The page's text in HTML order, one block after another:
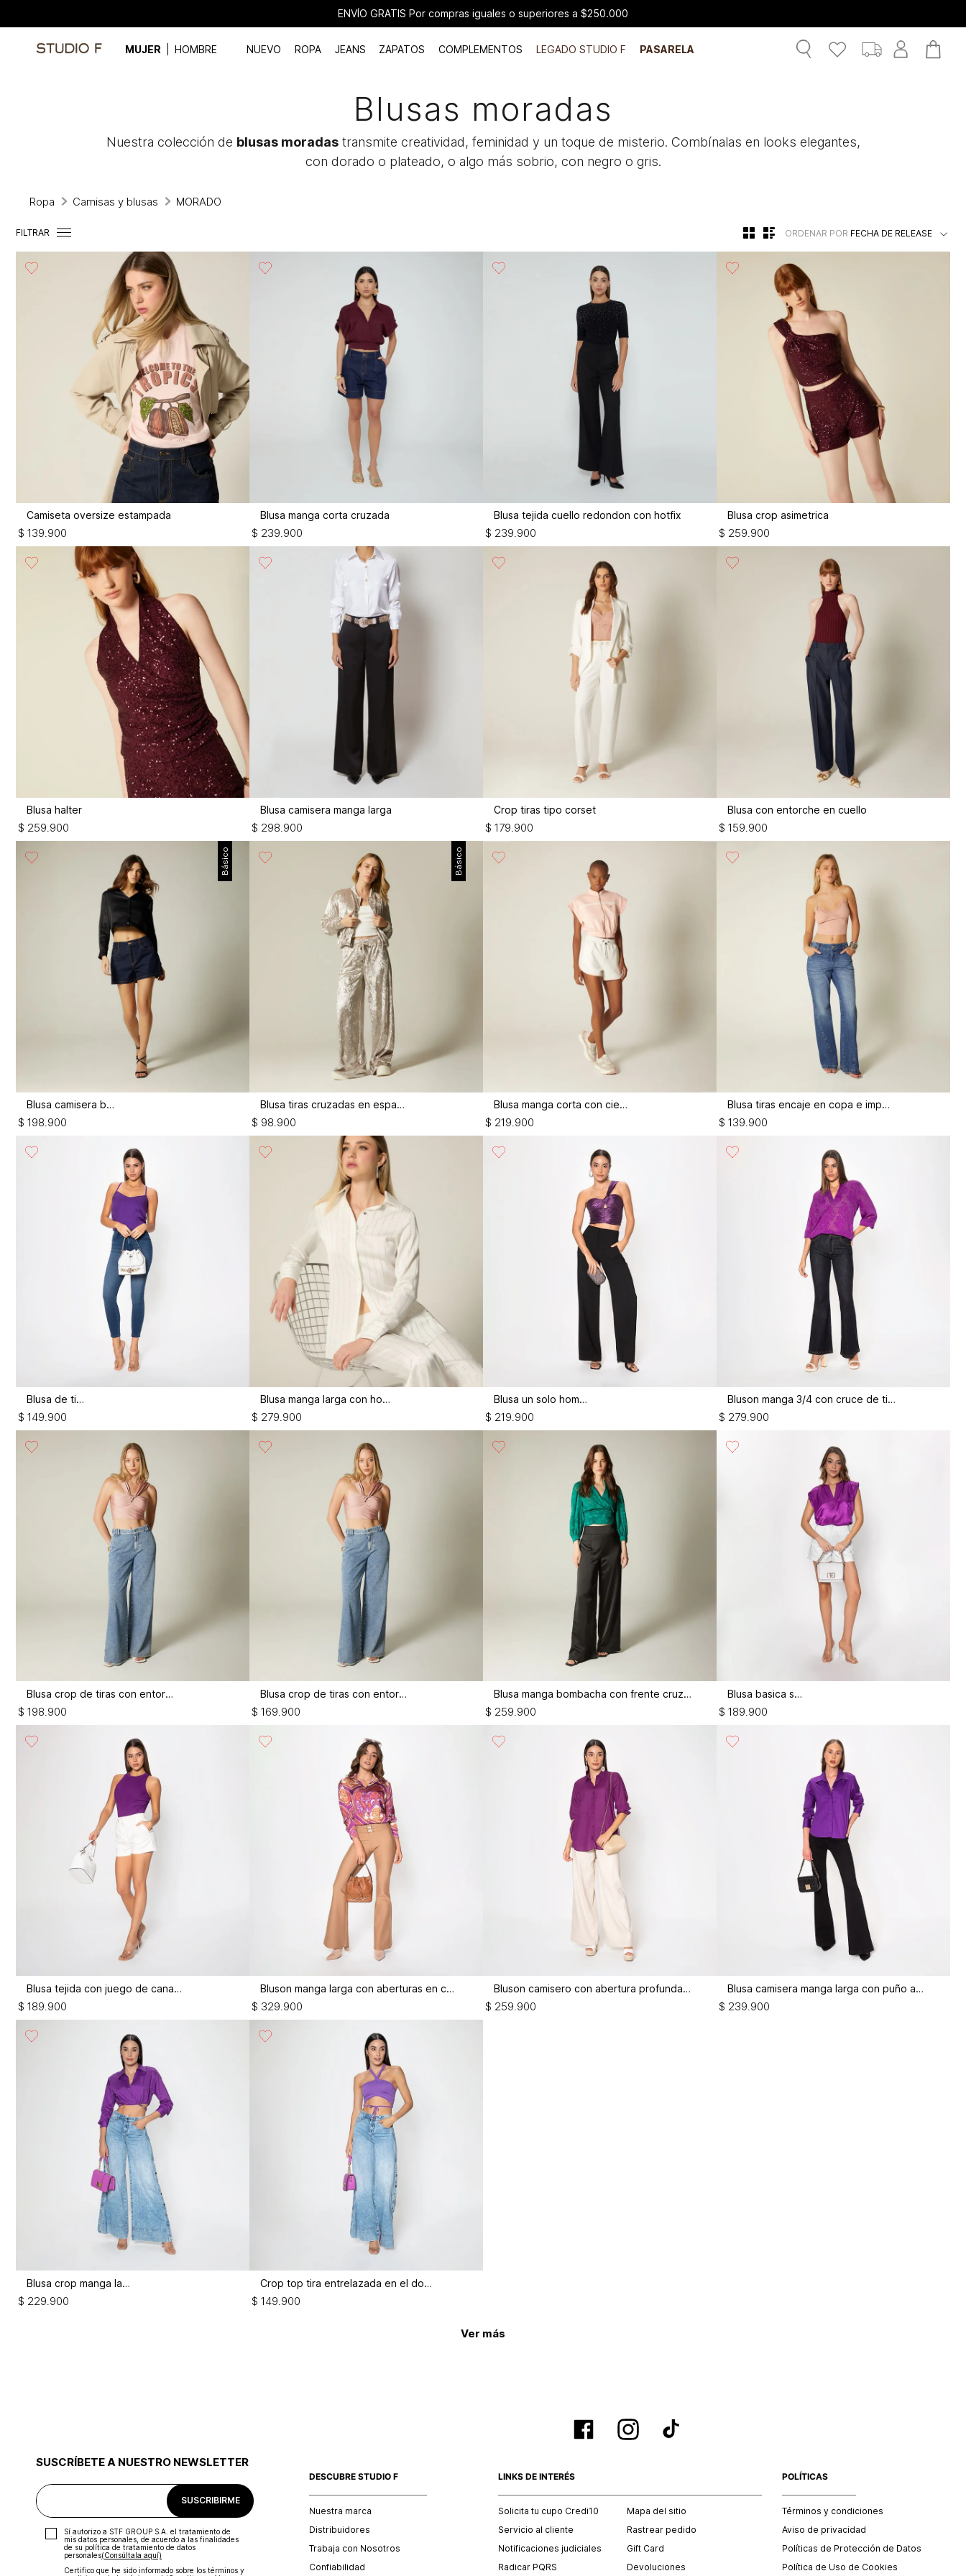
ENVÍO GRATIS Por compras iguales o superiores a $250.000
MUJER HOMBRE NUEVO ROPA JEANS ZAPATOS COMPLEMENTOS LEGADO STUDIO F PASARELA
Blusas moradas
Nuestra colección de blusas moradastransmite creatividad, feminidad y un toque de misterio. Combínalas en looks elegantes,
con dorado o plateado, o algo más sobrio, con negro o gris.
Ropa Camisas y blusas MORADO
FILTRAR ORDENAR POR FECHA DE RELEASE
Camiseta oversize estampada
$ 139.900
Blusa manga corta cruzada
$ 239.900
Blusa tejida cuello redondon con hotfix
$ 239.900
Blusa crop asimetrica
$ 259.900
Blusa halter
$ 259.900
Blusa camisera manga larga
$ 298.900
Crop tiras tipo corset
$ 179.900
Blusa con entorche en cuello
$ 159.900
Básico
Blusa camisera boxy
$ 198.900
Básico
Blusa tiras cruzadas en espalda
$ 98.900
Blusa manga corta con cierre
$ 219.900
Blusa tiras encaje en copa e imperio
$ 139.900
Blusa de tiras
$ 149.900
Blusa manga larga con hotfix
$ 279.900
Blusa un solo hombro
$ 219.900
Bluson manga 3/4 con cruce de tiras
$ 279.900
Blusa crop de tiras con entorche
$ 198.900
Blusa crop de tiras con entorche
$ 169.900
Blusa manga bombacha con frente cruzado
$ 259.900
Blusa basica sisa
$ 189.900
Blusa tejida con juego de canales
$ 189.900
Bluson manga larga con aberturas en cost
$ 329.900
Bluson camisero con abertura profundas e
$ 259.900
Blusa camisera manga larga con puño anch
$ 239.900
Blusa crop manga larga
$ 229.900
Crop top tira entrelazada en el dorso
$ 149.900
Ver más
SUSCRÍBETE A NUESTRO NEWSLETTER
SUSCRIBIRME
Sí autorizo a STF GROUP S.A. el tratamiento de
mis datos personales, de acuerdo a las finalidades
de su política de tratamiento de datos
personales‎(Consúltala aquí)
Certifico que he sido informado sobre los términos y
DESCUBRE STUDIO F
Nuestra marca
Distribuidores
Trabaja con Nosotros
Confiabilidad
LINKS DE INTERÉS
Solicita tu cupo Credi10
Servicio al cliente
Notificaciones judiciales
Radicar PQRS
Mapa del sitio
Rastrear pedido
Gift Card
Devoluciones
POLÍTICAS
Términos y condiciones
Aviso de privacidad
Políticas de Protección de Datos
Política de Uso de Cookies